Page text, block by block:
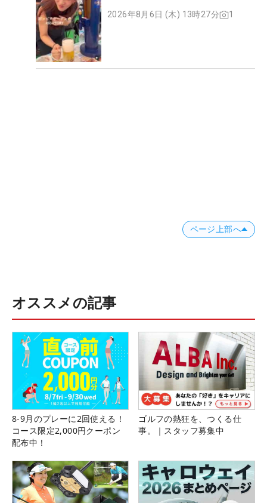
2026年8月6日 (木) 13時27分 1
ページ上部へ
オススメの記事
8-9月のプレーに2回使える！
コース限定2,000円クーポン
配布中！
ゴルフの熱狂を、つくる仕
事。｜スタッフ募集中